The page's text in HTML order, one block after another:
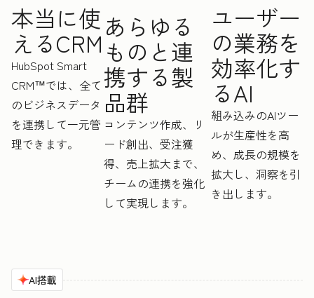
本当に使
えるCRM
HubSpot Smart
CRM™では、全て
のビジネスデータ
を連携して一元管
理できます。
あらゆる
ものと連
携する製
品群
コンテンツ作成、リ
ード創出、受注獲
得、売上拡大まで、
チームの連携を強化
して実現します。
ユーザー
の業務を
効率化す
るAI
組み込みのAIツー
ルが生産性を高
め、成長の規模を
拡大し、洞察を引
き出します。
AI搭載